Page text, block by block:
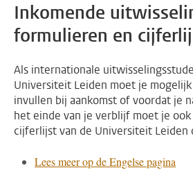
Inkomende
formulieren en
Als internationale
Universiteit Leiden moet je
invullen bij aankomst of voordat je
het einde van je verblijf moet je
cijferlijst van de Universiteit Leiden
Lees meer op de Engelse pagina